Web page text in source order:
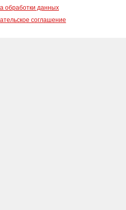
обработки данных
соглашение